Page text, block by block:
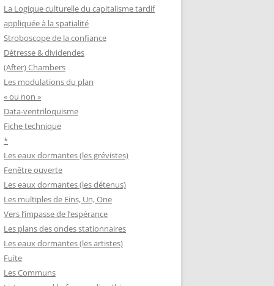
La Logique culturelle du capitalisme tardif
appliquée à la spatialité
Stroboscope de la confiance
Détresse & dividendes
(After) Chambers
Les modulations du plan
« ou non »
Data-ventriloquisme
Fiche technique
*
Les eaux dormantes (les grévistes)
Fenêtre ouverte
Les eaux dormantes (les détenus)
Les multiples de Eins, Un, One
Vers l’impasse de l’espérance
Les plans des ondes stationnaires
Les eaux dormantes (les artistes)
Fuite
Les Communs